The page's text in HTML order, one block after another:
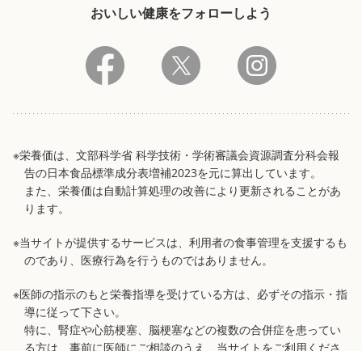
おいしい健康をフォローしよう
※栄養価は、文部科学省 科学技術・学術審議会資源調査分科会報
告の日本食品標準成分表増補2023を元に算出しています。
また、栄養価は自動計算処理の改善により更新されることがあ
ります。
※当サイトが提供するサービスは、利用者の食事管理を支援するも
のであり、医療行為を行うものではありません。
※医師の指示のもと栄養指導を受けている方は、必ずその指示・指
導に従って下さい。
特に、腎症や心筋梗塞、脳梗塞などの複数の合併症を患ってい
る方は、事前に医師にご相談のうえ、当サイトをご利用くださ